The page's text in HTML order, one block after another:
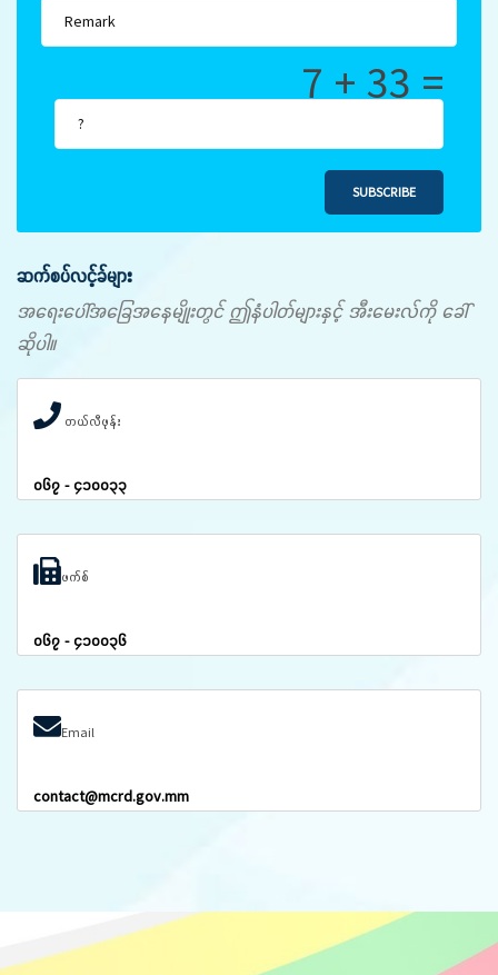
7 + 33 =
SUBSCRIBE
ဆက်စပ်လင့်ခ်များ
အရေးပေါ်အခြေအနေမျိုးတွင် ဤနံပါတ်များနှင့် အီးမေးလ်ကို ခေါ်
ဆိုပါ။
တယ်လီဖုန်း
၀၆၇ - ၄၁၀၀၃၃
ဖက်စ်
၀၆၇ - ၄၁၀၀၃၆
Email
contact@mcrd.gov.mm